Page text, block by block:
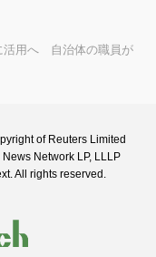
活用へ 自治体の職員が
of Reuters Limited
Network LP, LLLP
All rights reserved.